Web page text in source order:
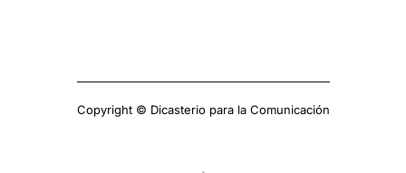
Copyright © Dicasterio para la Comunicación